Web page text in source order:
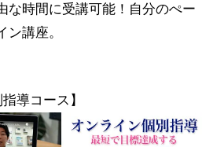
な時間に受講可能！自分のぺー
ン講座。
導コース】